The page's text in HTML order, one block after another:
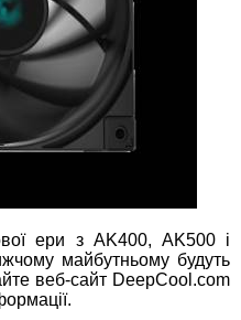
ери з AK400, AK500 і
майбутньому будуть
веб-сайт DeepCool.com